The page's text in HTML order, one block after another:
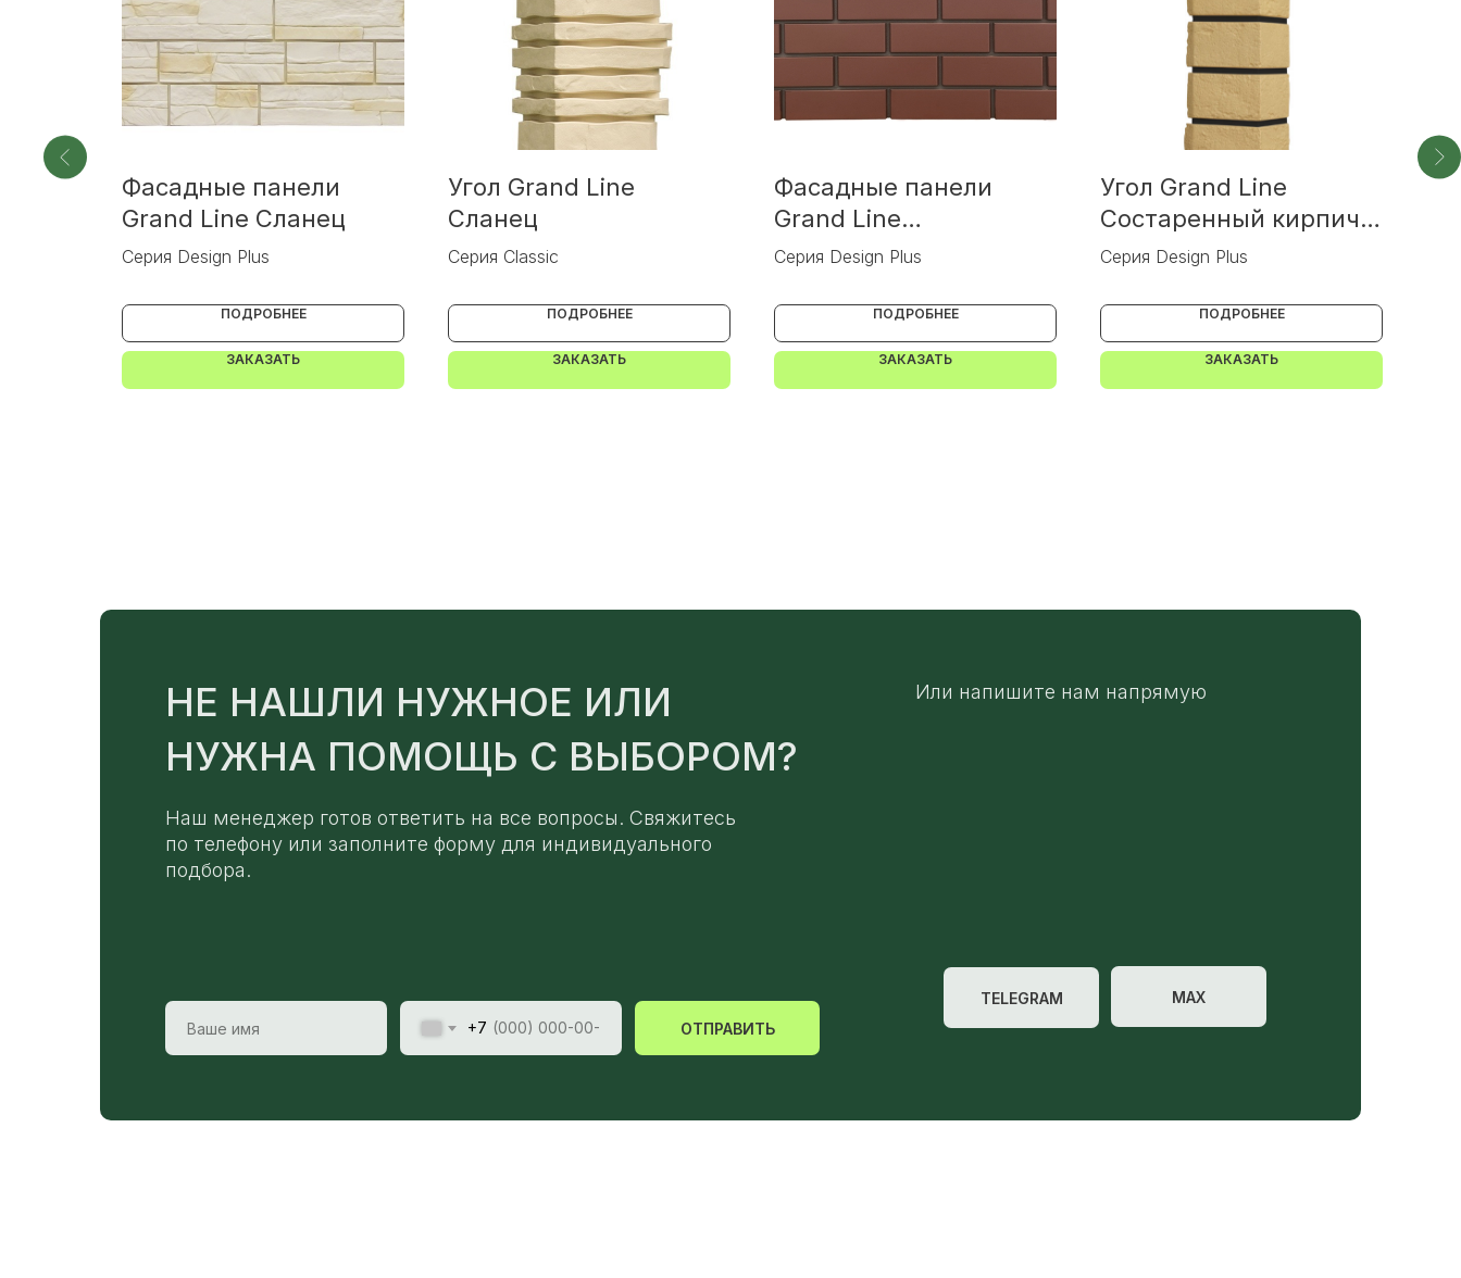
Фасадные панели
Grand Line Сланец
Серия Design Plus
ПОДРОБНЕЕ
ЗАКАЗАТЬ
Угол Grand Line
Сланец
Серия Classic
ПОДРОБНЕЕ
ЗАКАЗАТЬ
Фасадные панели
Grand Line
Клинкерный кирпич с
Серия Design Plus
ПОДРОБНЕЕ
ЗАКАЗАТЬ
Угол Grand Line
Состаренный кирпич c
черным швом швом
Серия Design Plus
ПОДРОБНЕЕ
ЗАКАЗАТЬ
НЕ НАШЛИ НУЖНОЕ ИЛИ
НУЖНА ПОМОЩЬ С ВЫБОРОМ?
Или напишите нам напрямую
Наш менеджер готов ответить на все вопросы. Свяжитесь
по телефону или заполните форму для индивидуального
подбора.
+7 ОТПРАВИТЬ
MAX
TELEGRAM